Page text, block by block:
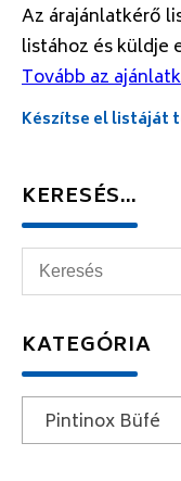
Az árajánlatkérő
listához és küldje
Tovább az
Készítse el listáját
KERESÉS…
KATEGÓRIA
Pintinox Büfé